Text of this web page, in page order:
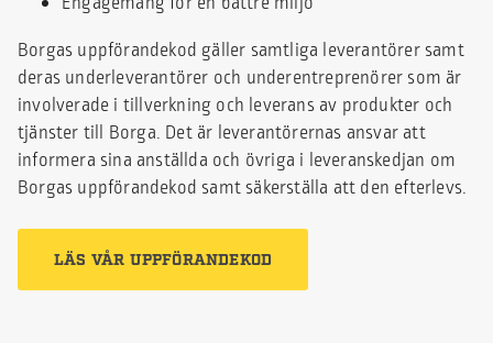
Borgas uppförandekod gäller samtliga leverantörer samt
deras underleverantörer och underentreprenörer som är
involverade i tillverkning och leverans av produkter och
tjänster till Borga. Det är leverantörernas ansvar att
informera sina anställda och övriga i leveranskedjan om
Borgas uppförandekod samt säkerställa att den efterlevs.
LÄS VÅR UPPFÖRANDEKOD